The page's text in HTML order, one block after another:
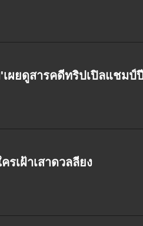
ผยดูสารคดีทริปเปิลแชมป์ปี
รเฝ้าเสาดวลลียง